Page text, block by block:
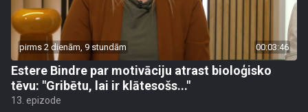
pirms 2 dienām, 9 stundām 00:03:46
Estere Bindre par motivāciju atrast bioloģisko
tēvu: "Gribētu, lai ir klātesošs..."
13. epizode